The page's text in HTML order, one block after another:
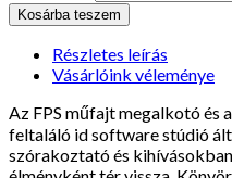
Részletes leírás
Vásárlóink véleménye
Az FPS műfajt megalkotó és
feltaláló id software stúdió
szórakoztató és